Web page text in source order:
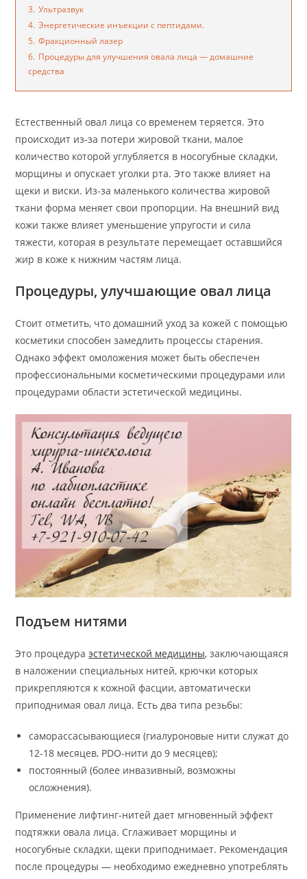
3. Ультразвук
4. Энергетические инъекции с пептидами.
5. Фракционный лазер
6. Процедуры для улучшения овала лица — домашние
средства
Естественный овал лица со временем теряется. Это
происходит из-за потери жировой ткани, малое
количество которой углубляется в носогубные складки,
морщины и опускает уголки рта. Это также влияет на
щеки и виски. Из-за маленького количества жировой
ткани форма меняет свои пропорции. На внешний вид
кожи также влияет уменьшение упругости и сила
тяжести, которая в результате перемещает оставшийся
жир в коже к нижним частям лица.
Процедуры, улучшающие овал лица
Стоит отметить, что домашний уход за кожей с помощью
косметики способен замедлить процессы старения.
Однако эффект омоложения может быть обеспечен
профессиональными косметическими процедурами или
процедурами области эстетической медицины.
Подъем нитями
Это процедураэстетической медицины, заключающаяся
в наложении специальных нитей, крючки которых
прикрепляются к кожной фасции, автоматически
приподнимая овал лица. Есть два типа резьбы:
саморассасывающиеся (гиалуроновые нити служат до
12-18 месяцев, PDO-нити до 9 месяцев);
постоянный (более инвазивный, возможны
осложнения).
Применение лифтинг-нитей дает мгновенный эффект
подтяжки овала лица. Сглаживает морщины и
носогубные складки, щеки приподнимает. Рекомендация
после процедуры — необходимо ежедневно употреблять